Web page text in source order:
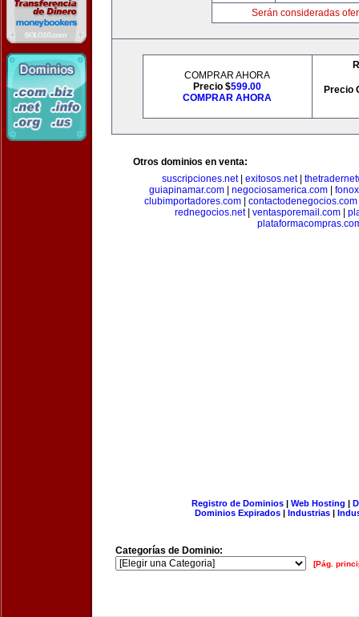
Serán consideradas
COMPRAR AHORA
Precio $599.00
COMPRAR AHORA
Precio
Otros dominios en venta:
suscripciones.net| exitosos.net|
guiapinamar.com
negociosamerica.com
clubimportadores.com
contactodenegocios.com
rednegocios.net| ventasporemail.com
Registro de Dominios| Web Hosting |
Dominios Expirados | Industrias |
Categorías de Dominio:
[Pág.